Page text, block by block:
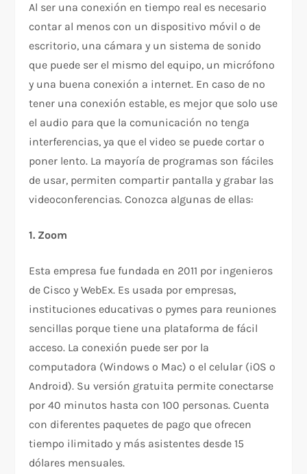
Al ser una conexión en tiempo real es necesario
contar al menos con un dispositivo móvil o de
escritorio, una cámara y un sistema de sonido
que puede ser el mismo del equipo, un micrófono
y una buena conexión a internet. En caso de no
tener una conexión estable, es mejor que solo use
el audio para que la comunicación no tenga
interferencias, ya que el video se puede cortar o
poner lento. La mayoría de programas son fáciles
de usar, permiten compartir pantalla y grabar las
videoconferencias. Conozca algunas de ellas:
1. Zoom
Esta empresa fue fundada en 2011 por ingenieros
de Cisco y WebEx. Es usada por empresas,
instituciones educativas o pymes para reuniones
sencillas porque tiene una plataforma de fácil
acceso. La conexión puede ser por la
computadora (Windows o Mac) o el celular (iOS o
Android). Su versión gratuita permite conectarse
por 40 minutos hasta con 100 personas. Cuenta
con diferentes paquetes de pago que ofrecen
tiempo ilimitado y más asistentes desde 15
dólares mensuales.